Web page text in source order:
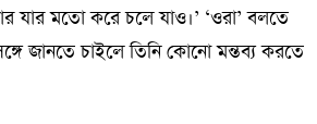
যার মতো করে চলে যাও।’ ‘ওরা’ বলতে
জানতে চাইলে তিনি কোনো মন্তব্য করতে